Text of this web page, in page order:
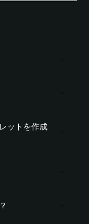
ットを作成